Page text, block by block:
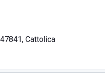
concetti è per
di orgoglio oltre che la
Cattolica